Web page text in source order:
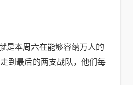
是本周六在能够容纳万人的
到最后的两支战队，他们每